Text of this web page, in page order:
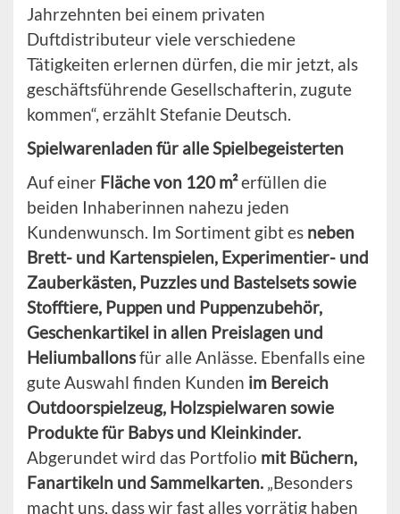
Jahrzehnten bei einem privaten
Duftdistributeur viele verschiedene
Tätigkeiten erlernen dürfen, die mir jetzt, als
geschäftsführende Gesellschafterin, zugute
kommen“, erzählt Stefanie Deutsch.
Spielwarenladen für alle Spielbegeisterten
Auf einer Fläche von 120 m²erfüllen die
beiden Inhaberinnen nahezu jeden
Kundenwunsch. Im Sortiment gibt es neben
Brett- und Kartenspielen, Experimentier- und
Zauberkästen, Puzzles und Bastelsets sowie
Stofftiere, Puppen und Puppenzubehör,
Geschenkartikel in allen Preislagen und
Heliumballonsfür alle Anlässe. Ebenfalls eine
gute Auswahl finden Kunden im Bereich
Outdoorspielzeug, Holzspielwaren sowie
Produkte für Babys und Kleinkinder.
Abgerundet wird das Portfolio mit Büchern,
Fanartikeln und Sammelkarten. „Besonders
macht uns, dass wir fast alles vorrätig haben